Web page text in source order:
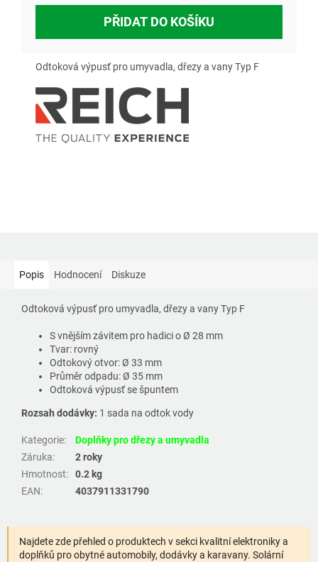
PŘIDAT DO KOŠÍKU
Odtoková výpusť pro umyvadla, dřezy a vany Typ F
Popis Hodnocení Diskuze
Odtoková výpusť pro umyvadla, dřezy a vany Typ F
S vnějším závitem pro hadici o Ø 28 mm
Tvar: rovný
Odtokový otvor: Ø 33 mm
Průměr odpadu: Ø 35 mm
Odtoková výpusť se špuntem
Rozsah dodávky: 1 sada na odtok vody
Kategorie:
Doplňky pro dřezy a umyvadla
Záruka:
2 roky
Hmotnost:
0.2 kg
EAN: 4037911331790
Najdete zde přehled o produktech v sekci kvalitní elektroniky a
doplňků pro obytné automobily, dodávky a karavany. Solární